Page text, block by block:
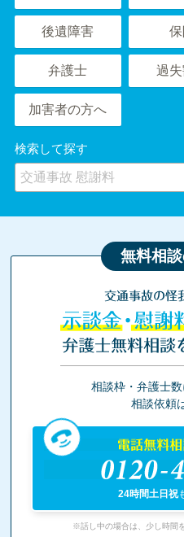
後遺障害
弁護士 過
加害者の方へ
検索して探す
無料相
交通事故の怪
示談金・慰謝
弁護士無料相談
相談枠・弁護士
相談依頼
電話無料
0120-
24時間土日祝
※話し中の場合は、少し時間